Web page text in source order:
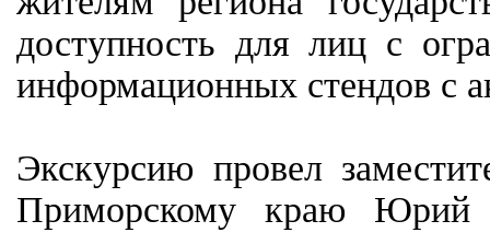
доступность для лиц с
информационных стендов с
Экскурсию провел
Приморскому краю Юрий